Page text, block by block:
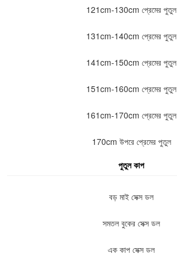
121cm-130cm প্রেমের পুতুল
131cm-140cm প্রেমের পুতুল
141cm-150cm প্রেমের পুতুল
151cm-160cm প্রেমের পুতুল
161cm-170cm প্রেমের পুতুল
170cm উপরে প্রেমের পুতুল
পুতুল কাপ
বড় মাই সেক্স ডল
সমতল বুকের সেক্স ডল
এক কাপ সেক্স ডল